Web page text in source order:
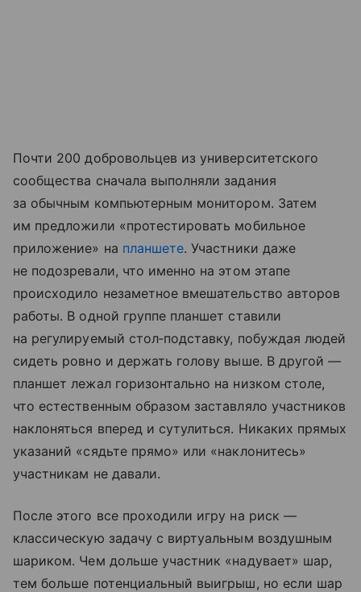
Почти 200 добровольцев из университетского
сообщества сначала выполняли задания
за обычным компьютерным монитором. Затем
им предложили «протестировать мобильное
приложение» на планшете. Участники даже
не подозревали, что именно на этом этапе
происходило незаметное вмешательство авторов
работы. В одной группе планшет ставили
на регулируемый стол‑подставку, побуждая людей
сидеть ровно и держать голову выше. В другой —
планшет лежал горизонтально на низком столе,
что естественным образом заставляло участников
наклоняться вперед и сутулиться. Никаких прямых
указаний «сядьте прямо» или «наклонитесь»
участникам не давали.
После этого все проходили игру на риск —
классическую задачу с виртуальным воздушным
шариком. Чем дольше участник «надувает» шар,
тем больше потенциальный выигрыш, но если шар